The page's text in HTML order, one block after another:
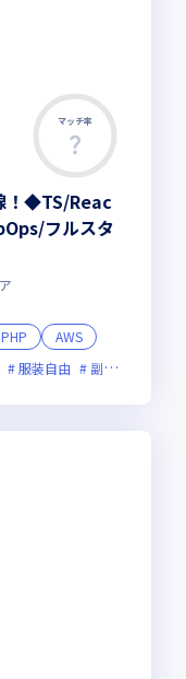
マッチ率
！◆TS/Reac
フルスタ
PHP
AWS
服装自由 副業可